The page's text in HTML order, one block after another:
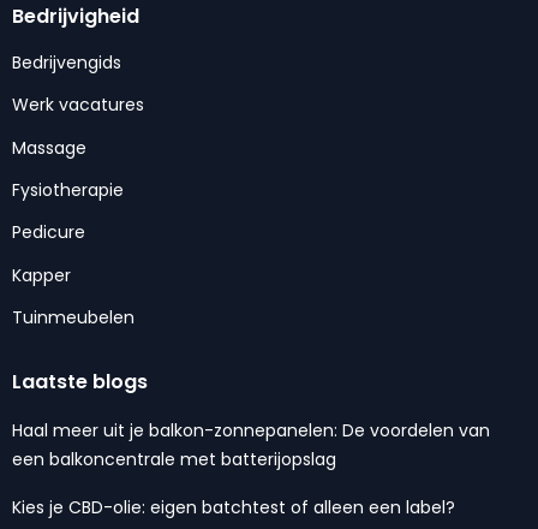
Bedrijvigheid
Bedrijvengids
Werk vacatures
Massage
Fysiotherapie
Pedicure
Kapper
Tuinmeubelen
Laatste blogs
Haal meer uit je balkon-zonnepanelen: De voordelen van
een balkoncentrale met batterijopslag
Kies je CBD-olie: eigen batchtest of alleen een label?